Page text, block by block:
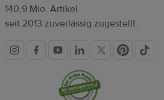
140,9 Mio. Artikel
seit 2013 zuverlässig zugestellt.
Soziale
Medien
Vertrauenssiegel